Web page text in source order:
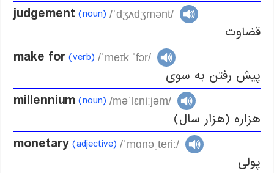
judgement (noun) /ˈdʒʌdʒmənt/
قضاوت
make for (verb) /ˈmeɪk ˈfɔr/
پیش رفتن به سوی
millennium (noun) /məˈlɛniːjəm/
هزاره (هزار سال)
monetary (adjective) /ˈmɑnəˌteriː/
پولی